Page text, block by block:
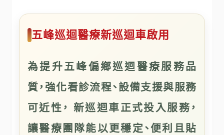
五峰巡迴醫療新巡迴車啟用
為提升五峰偏鄉巡迴醫療服務品
質，強化看診流程、設備支援與服務
可近性， 新巡迴車正式投入服務，
讓醫療團隊能以更穩定、便利且貼